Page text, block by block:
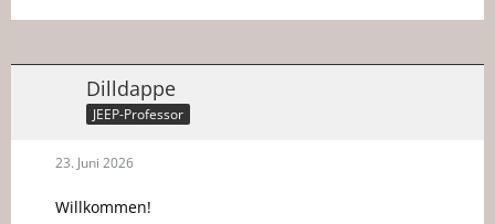
Dilldappe
JEEP-Professor
23. Juni 2026
Willkommen!